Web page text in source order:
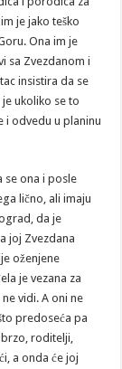
je jako teško
Ona im je
sa Zvezdanom i
insistira da se
ukoliko se to
i odvedu u planinu
se ona i posle
lično, ali imaju
da je
joj Zvezdana
oženjene
je vezana za
vidi. A oni ne
predoseća pa
brzo, roditelji,
a onda će joj